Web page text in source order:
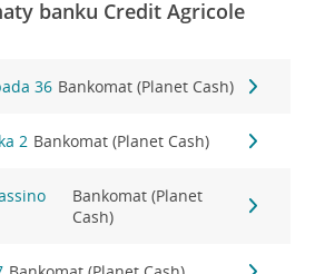
banku Credit Agricole
36 Bankomat (Planet Cash)
2 Bankomat (Planet Cash)
Bankomat (Planet
Cash)